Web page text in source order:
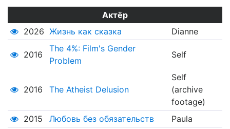
Актёр
2026 Жизнь как сказка Dianne
2016
The 4%: Film's Gender
Problem
Self
2016 The Atheist Delusion
Self
(archive
footage)
2015
Любовь без обязательств Paula